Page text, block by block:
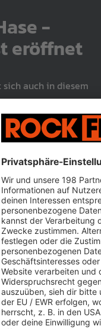
-
eröffnet
auch in diesem
eingeht, wird
Brief an
Jahr wieder
wieder